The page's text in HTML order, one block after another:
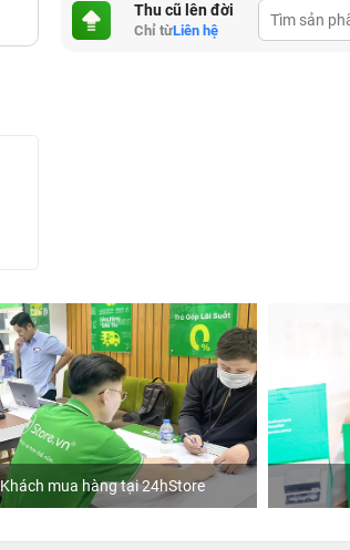
Thu cũ lên đời
Chỉ từLiên hệ
Khách mua hàng tại 24hStore